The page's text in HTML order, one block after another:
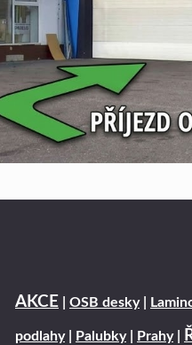
AKCE OSB desky|
podlahy| Palubky| Prahy|